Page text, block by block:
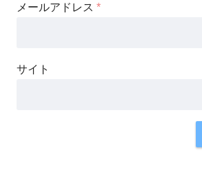
メールアドレス *
サイト